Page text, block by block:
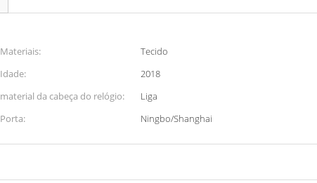
Materiais:
Tecido
Idade:
2018
material da cabeça do relógio:
Liga
Porta: Ningbo/Shanghai